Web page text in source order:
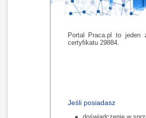
Portal Praca.pl to jeden
certyfikatu 29884.
Jeśli posiadasz